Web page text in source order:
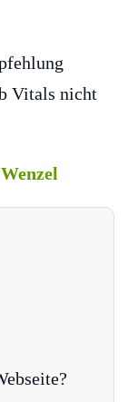
Vitals nicht